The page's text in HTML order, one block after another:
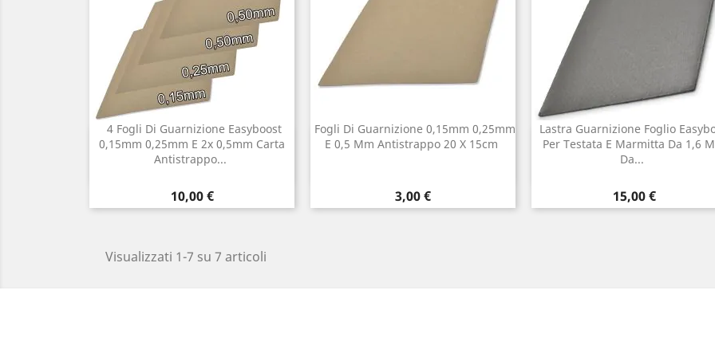
4 Fogli Di Guarnizione Easyboost
0,15mm 0,25mm E 2x 0,5mm Carta
Antistrappo...
Prezzo
10,00 €
Anteprima
Fogli Di Guarnizione 0,15mm 0,25mm
E 0,5 Mm Antistrappo 20 X 15cm
Prezzo
3,00 €
Anteprima
Lastra Guarnizione Foglio
Per Testata E Marmitta Da 1,6
Da...
Prezzo
15,00 €
Anteprima
Visualizzati 1-7 su 7 articoli